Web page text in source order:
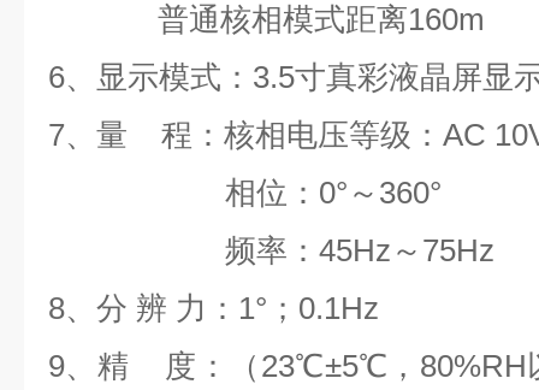
普通核相模式距离160m
6、显示模式：3.5寸真彩液晶屏显
7、量 程：核相电压等级：AC
相位：0°～360°
频率：45Hz～75Hz
8、分 辨 力：1°；0.1Hz
9、精 度：（23℃±5℃，80%RH